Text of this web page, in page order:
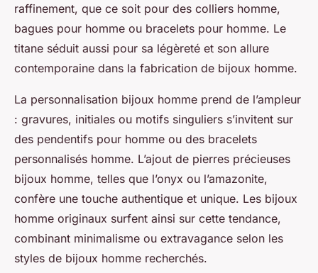
raffinement, que ce soit pour des colliers homme,
bagues pour homme ou bracelets pour homme. Le
titane séduit aussi pour sa légèreté et son allure
contemporaine dans la fabrication de bijoux homme.
La personnalisation bijoux homme prend de l’ampleur
: gravures, initiales ou motifs singuliers s’invitent sur
des pendentifs pour homme ou des bracelets
personnalisés homme. L’ajout de pierres précieuses
bijoux homme, telles que l’onyx ou l’amazonite,
confère une touche authentique et unique. Les bijoux
homme originaux surfent ainsi sur cette tendance,
combinant minimalisme ou extravagance selon les
styles de bijoux homme recherchés.